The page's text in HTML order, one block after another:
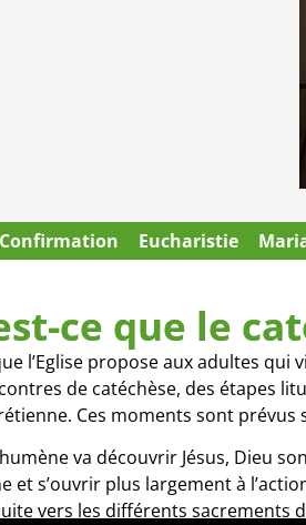
Confirmation Eucharistie
ce que le
l’Eglise propose aux adultes qui
de catéchèse, des étapes
Ces moments sont prévus
va découvrir Jésus, Dieu
et s’ouvrir plus largement à
vers les différents sacrements